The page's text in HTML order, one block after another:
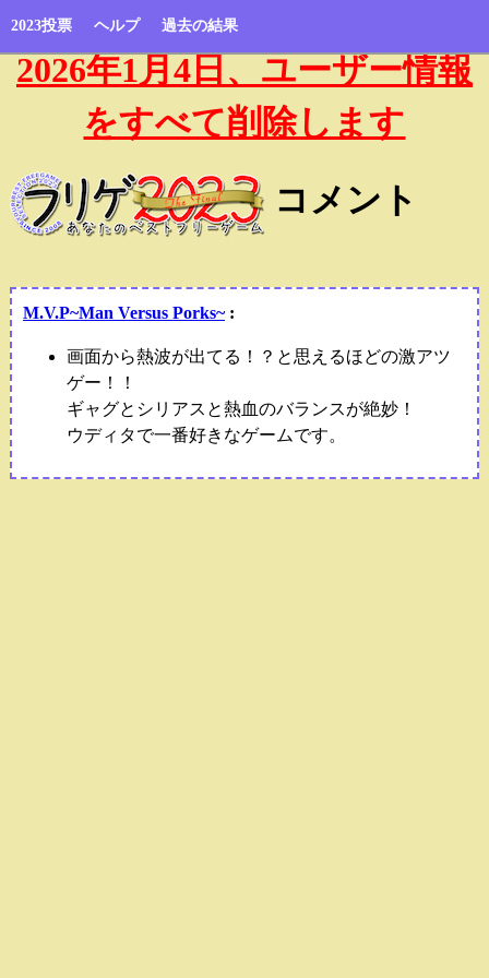
2023投票 ヘルプ 過去の結果
2026年1月4日、ユーザー情報
をすべて削除します
コメント
M.V.P~Man Versus Porks~:
画面から熱波が出てる！？と思えるほどの激アツ
ゲー！！
ギャグとシリアスと熱血のバランスが絶妙！
ウディタで一番好きなゲームです。